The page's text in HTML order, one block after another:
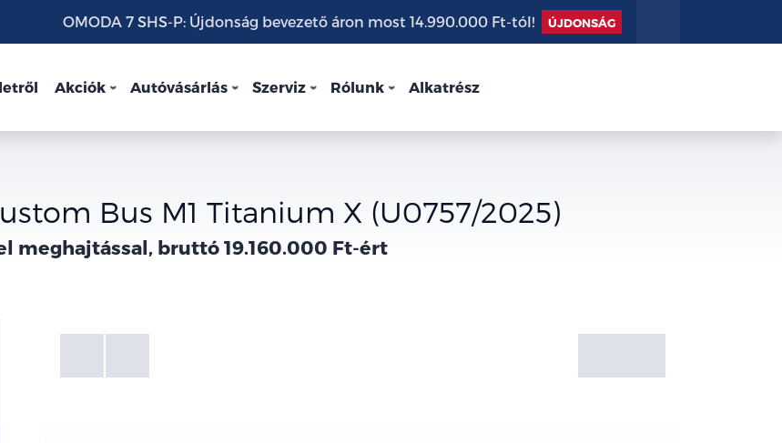
OMODA 7 SHS-P: Újdonság bevezető áron most 14.990.000 Ft-tól! ÚJDONSÁG
Akciók Autóvásárlás Szerviz Rólunk Alkatrész
Bus M1 Titanium X (U0757/2025)
meghajtással, bruttó 19.160.000 Ft-ért
Galéria